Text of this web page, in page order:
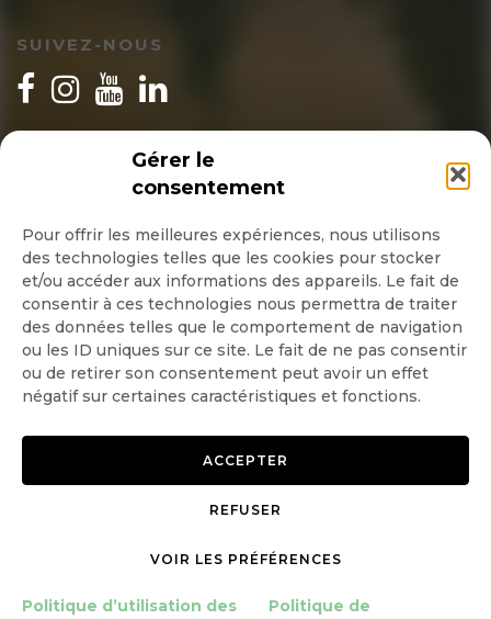
Gérer le
consentement
Pour offrir les meilleures expériences, nous utilisons
des technologies telles que les cookies pour stocker
et/ou accéder aux informations des appareils. Le fait de
consentir à ces technologies nous permettra de traiter
des données telles que le comportement de navigation
ou les ID uniques sur ce site. Le fait de ne pas consentir
ou de retirer son consentement peut avoir un effet
négatif sur certaines caractéristiques et fonctions.
ACCEPTER
REFUSER
VOIR LES PRÉFÉRENCES
Politique d’utilisation des
Politique de
SUIVEZ-NOUS
INSCRIPTION NEWSLETTER
Quotidienne
Hebdo
OK
Politique de confidentialité